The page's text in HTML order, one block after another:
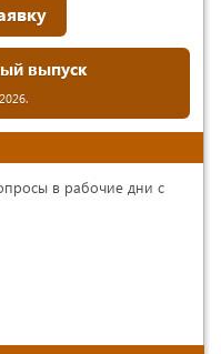
выпуск
в рабочие дни с